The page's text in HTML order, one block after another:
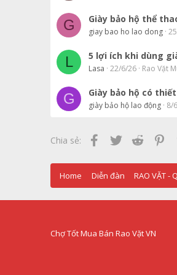
G Giày bảo hộ thể
giay bao ho lao dong
L 5 lợi ích khi dùng
Lasa 22/6/26 Rao Vặt
G Giày bảo hộ có
giày bảo hộ lao động 8/
Chia sẻ: Facebook
Twitter Reddit
Home Diễn đàn
Chợ Tốt Mua Bán Rao Vặt VN